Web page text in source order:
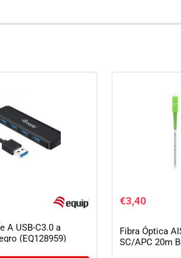
A USB-C3.0 a
(EQ128959)
€3,40
Fibra Óptica
SC/APC 20m